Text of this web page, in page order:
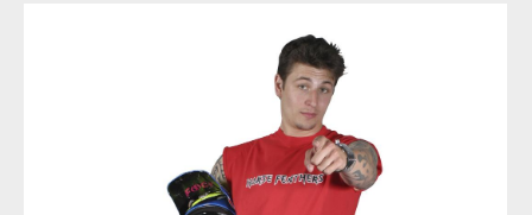
Richard Gasperotti
Richard Gasperotti
Richard Gasperotti